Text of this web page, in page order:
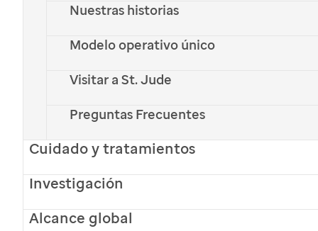
Nuestras historias
Modelo operativo único
Visitar a St. Jude
Preguntas Frecuentes
Cuidado y tratamientos
Investigación
Alcance global